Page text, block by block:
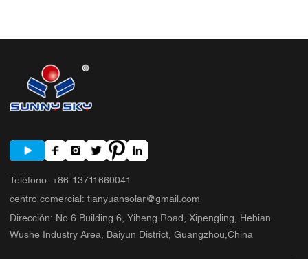
Teléfono: +86-13711660041
centro comercial : tianyuansolar@gmail.com
Dirección: No.6 Building 6, Yiheng Road, Xipengling, Hebian
Wushe Industry Area, Baiyun District, Guangzhou,China